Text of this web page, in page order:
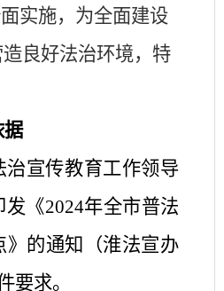
实施，为全面建设
良好法治环境，特
据
治宣传教育工作领导
发《2024年全市普法
》的通知（淮法宣办
要求。